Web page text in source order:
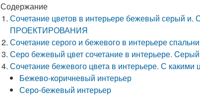
Содержание
Сочетание цветов в интерьере бежевый
ПРОЕКТИРОВАНИЯ
Сочетание серого и бежевого в интерьере
Серо бежевый цвет сочетание в интерьере.
Сочетание бежевого цвета в интерьере. С какими
Бежево-коричневый интерьер
Серо-бежевый интерьер